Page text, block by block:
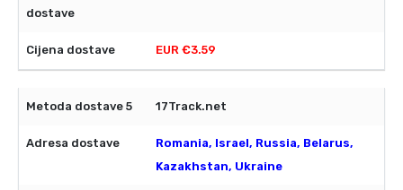
EUR €3.59
17Track.net
Romania, Israel, Russia, Belarus,
Kazakhstan, Ukraine